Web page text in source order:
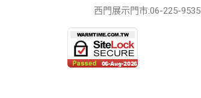
西門展示門市:06-225-9535